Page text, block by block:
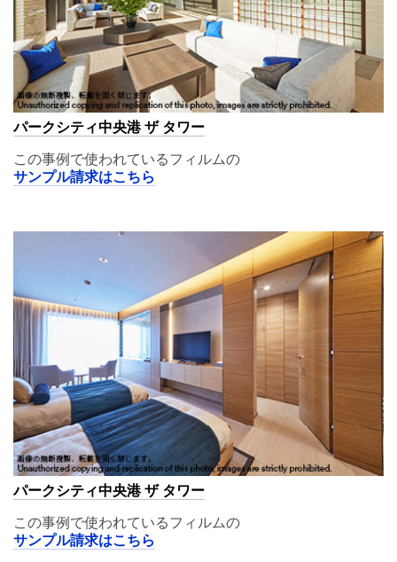
パークシティ中央港 ザ タワー
この事例で使われているフィルムの
サンプル請求はこちら
パークシティ中央港 ザ タワー
この事例で使われているフィルムの
サンプル請求はこちら